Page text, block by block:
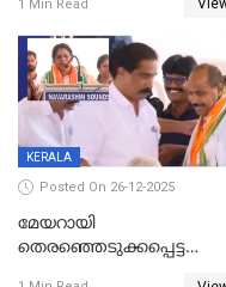
ദാരുണാന്ത്യം
1 Min Read
KERALA
Posted On 26-12-2025
മേയറായി
തെരഞ്ഞെടുക്കപ്പെട്ട